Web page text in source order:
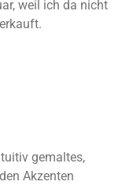
weil ich da nicht
gemaltes,
Akzenten